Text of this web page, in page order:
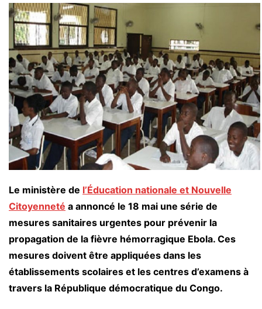
Le ministère de l’Éducation nationale et Nouvelle
Citoyenneté a annoncé le 18 mai une série de
mesures sanitaires urgentes pour prévenir la
propagation de la fièvre hémorragique Ebola. Ces
mesures doivent être appliquées dans les
établissements scolaires et les centres d’examens à
travers la République démocratique du Congo.